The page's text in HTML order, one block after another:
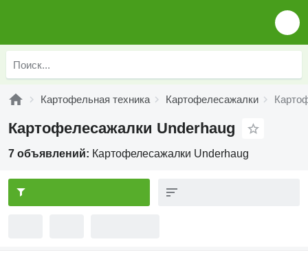
Картофельная техника Картофелесажалки
Картофелесажалки Underhaug
7 объявлений: Картофелесажалки Underhaug